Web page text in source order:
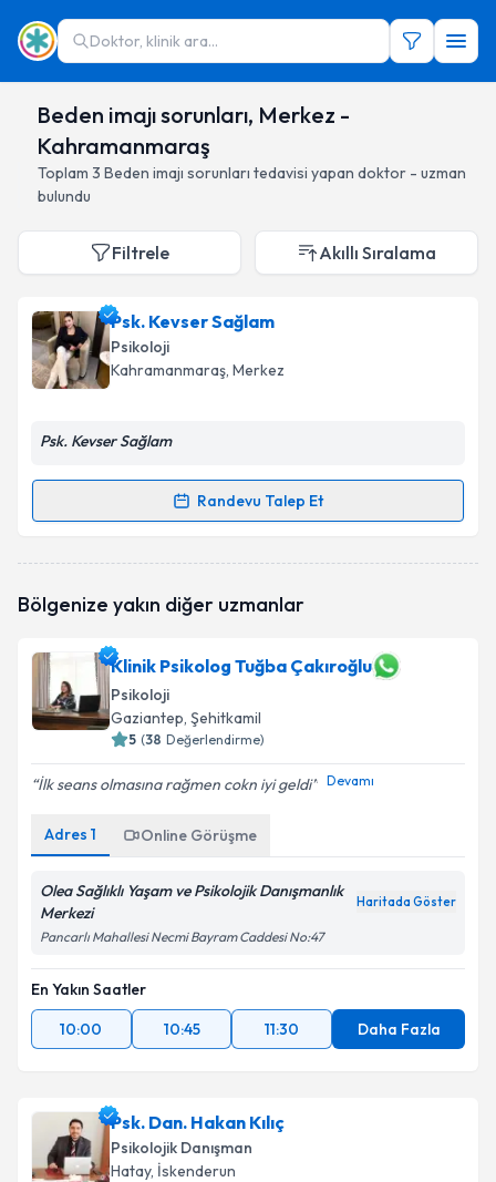
Doktor, klinik ara...
Beden imajı sorunları, Merkez -
Kahramanmaraş
Toplam 3 Beden imajı sorunları tedavisi yapan doktor - uzman
bulundu
Filtrele Akıllı Sıralama
Psk. Kevser Sağlam
Psikoloji
Kahramanmaraş, Merkez
Psk. Kevser Sağlam
Randevu Talep Et
Randevu Takvimi Talebi
oluşturun. Size bu uzmandan randevu almanız için bir
E-posta Adresiniz
Kişisel verilerimin işlenmesine ilişkinAydınlatma
kapsamda işlenmesini kabul ediyorum.
Takvim Talebini Gönder
Bölgenize yakın diğer uzmanlar
Klinik Psikolog Tuğba Çakıroğlu
Psikoloji
Gaziantep, Şehitkamil
5 (38 Değerlendirme)
İlk seans olmasına rağmen cokn iyi geldi Devamı
Adres 1 Online Görüşme
Olea Sağlıklı Yaşam ve Psikolojik Danışmanlık
Merkezi
Haritada Göster
Pancarlı Mahallesi Necmi Bayram Caddesi No:47
En Yakın Saatler
10:00
10:45 11:30 Daha Fazla
Psk. Dan. Hakan Kılıç
Psikolojik Danışman
Hatay, İskenderun